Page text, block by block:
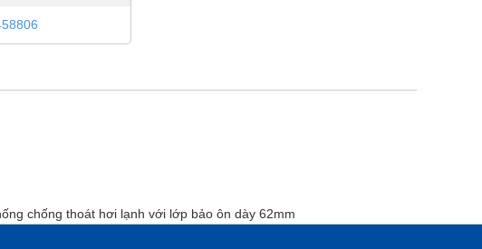
chống thoát hơi lạnh với lớp bảo ôn dày 62mm